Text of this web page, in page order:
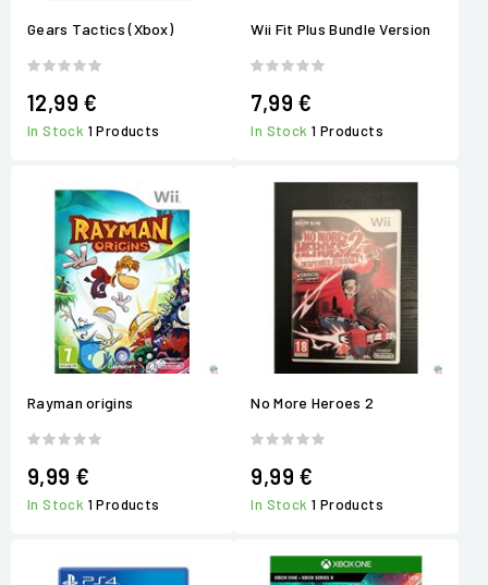
Gears Tactics (Xbox)
12,99 €
In Stock 1 Products
Wii Fit Plus Bundle Version
7,99 €
In Stock1 Products
Rayman origins
9,99 €
In Stock 1 Products
No More Heroes 2
9,99 €
In Stock1 Products